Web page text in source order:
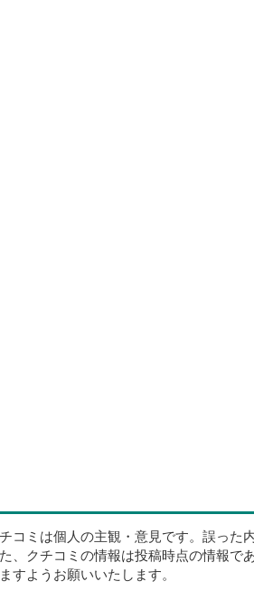
コミは個人の主観・意見です。誤った
、クチコミの情報は投稿時点の情報
すようお願いいたします。